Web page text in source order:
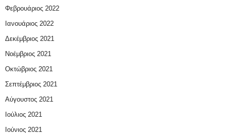
Φεβρουάριος 2022
Ιανουάριος 2022
Δεκέμβριος 2021
Νοέμβριος 2021
Οκτώβριος 2021
Σεπτέμβριος 2021
Αύγουστος 2021
Ιούλιος 2021
Ιούνιος 2021